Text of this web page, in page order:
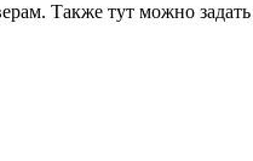
Также тут можно